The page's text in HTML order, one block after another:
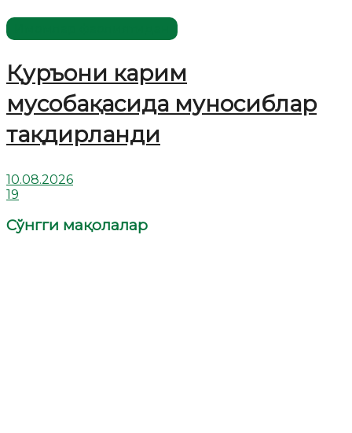
Қуръони карим
мусобақасида муносиблар
тақдирланди
10.08.2026
19
Сўнгги мақолалар